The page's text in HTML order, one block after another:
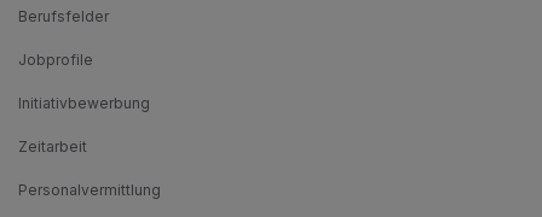
Berufsfelder
Jobprofile
Initiativbewerbung
Zeitarbeit
Personalvermittlung